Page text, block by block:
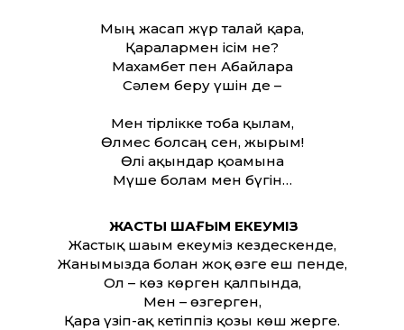
Мың жасап жүр талай қарға,
Қарғалармен ісім не?
Махамбет пен Абайларға
Сәлем беру үшін де –
Мен тірлікке тоба қылам,
Өлмес болсаң сен, жырым!
Өлі ақындар қоғамына
Мүше болам мен бүгін…
ЖАСТЫҚ ШАҒЫМ ЕКЕУМІЗ
Жастық шағым екеуміз кездескенде,
Жанымызда болған жоқ өзге еш пенде,
Ол – көз көрген қалпында,
Мен – өзгерген,
Қара үзіп-ақ кетіппіз қозы көш жерге.